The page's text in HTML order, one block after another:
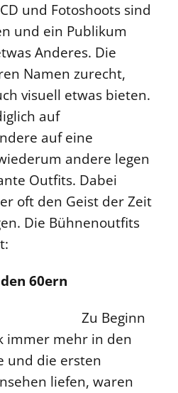
und Fotoshoots sind
und ein Publikum
Anderes. Die
Namen zurecht,
visuell etwas bieten.
auf
auf eine
andere legen
Outfits. Dabei
oft den Geist der Zeit
Die Bühnenoutfits
60ern
Zu Beginn
immer mehr in den
und die ersten
liefen, waren